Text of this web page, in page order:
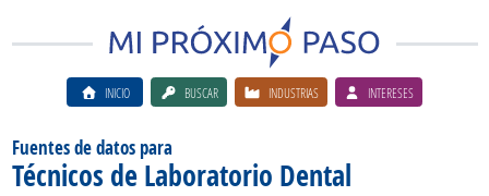
INICIO BUSCAR INDUSTRIAS INTERESES
Fuentes de datos para
Técnicos de Laboratorio Dental